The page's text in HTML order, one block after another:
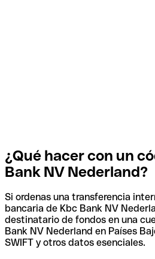
¿Qué hacer con un
Bank NV Nederland?
Si ordenas una transferencia
bancaria de Kbc Bank NV
destinatario de fondos en una
Bank NV Nederland en Países
SWIFT y otros datos esenciales.